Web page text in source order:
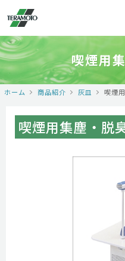
喫煙用
ホーム 商品紹介 灰皿 喫煙
喫煙用集塵・脱